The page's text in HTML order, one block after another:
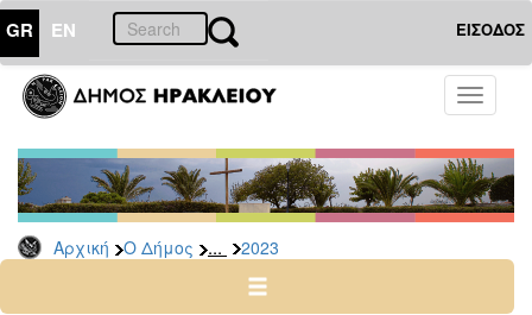
GR EN ΕΙΣΟΔΟΣ
Toggle
Αρχική Ο Δήμος ... 2023
ΔΗΜΟΣ
Δελτία
Τύπου
Αρχείο
2026